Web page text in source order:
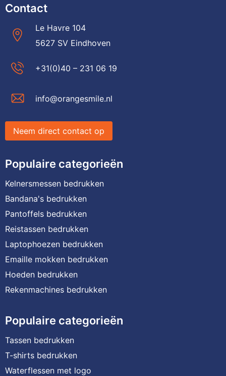
Contact
Le Havre 104
5627 SV Eindhoven
+31(0)40 – 231 06 19
info@orangesmile.nl
Neem direct contact op
Populaire categorieën
Kelnersmessen bedrukken
Bandana's bedrukken
Pantoffels bedrukken
Reistassen bedrukken
Laptophoezen bedrukken
Emaille mokken bedrukken
Hoeden bedrukken
Rekenmachines bedrukken
Populaire categorieën
Tassen bedrukken
T-shirts bedrukken
Waterflessen met logo